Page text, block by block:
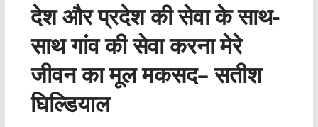
देश और प्रदेश की सेवा के साथ-
साथ गांव की सेवा करना मेरे
जीवन का मूल मकसद– सतीश
घिल्डियाल